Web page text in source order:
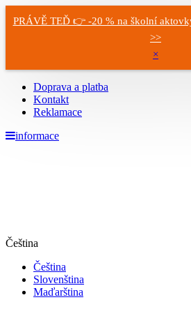
PRÁVĚ TEĎ 👉 -20 % na školní
>>
×
Doprava a platba
Kontakt
Reklamace
informace
Čeština
Čeština
Slovenština
Maďarština